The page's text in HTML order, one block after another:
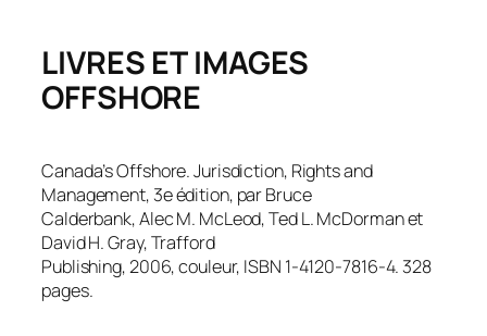
LIVRES ET IMAGES
OFFSHORE
Canada’s Offshore. Jurisdiction, Rights and
Management, 3e édition, par Bruce
Calderbank, Alec M. McLeod, Ted L. McDorman et
David H. Gray, Trafford
Publishing, 2006, couleur, ISBN 1-4120-7816-4. 328
pages.